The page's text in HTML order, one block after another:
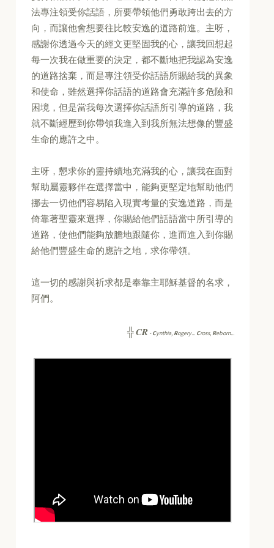
法專注領受你話語，所要帶領他們勇敢跨出去的方
向，而讓他會想要往比較安逸的道路前進。主呀，
感謝你透過今天的經文更堅固我的心，讓我回想起
每一次我在做重要的決定，都不斷地把我認為安逸
的道路捨棄，而是專注領受你話語所賜給我的異象
和使命，雖然選擇你話語的道路會充滿許多危險和
困境，但是當我每次選擇你話語所引導的道路，我
就不斷經歷到你帶領我進入到我所無法想像的豐盛
生命的應許之中。
主呀，懇求你的靈持續地充滿我的心，讓我在面對
幫助屬靈夥伴在選擇當中，能夠更堅定地幫助他們
挪去一切他們容易陷入現實考量的安逸道路，而是
倚靠著聖靈來選擇，你賜給他們話語當中所引導的
道路，使他們能夠放膽地跟隨你，進而進入到你賜
給他們豐盛生命的應許之地，求你帶領。
這一切的感謝與祈求都是奉靠主耶穌基督的名求，
阿們。
╬CR -Cynthia, Rogery... Cross, Reborn...